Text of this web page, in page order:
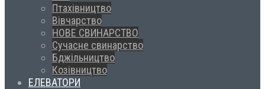
Птахівництво
Вівчарство
НОВЕ СВИНАРСТВО
Сучасне свинарство
Бджільництво
Козівництво
ЕЛЕВАТОРИ